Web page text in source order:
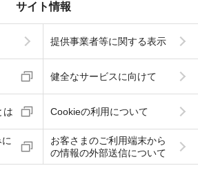
サイト情報
提供事業者等に関する表示
健全なサービスに向けて
は Cookieの利用について
お客さまのご利用端末から
の情報の外部送信について